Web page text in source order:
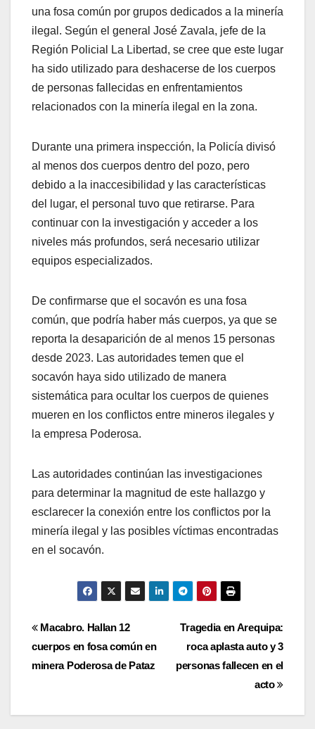
una fosa común por grupos dedicados a la minería
ilegal. Según el general José Zavala, jefe de la
Región Policial La Libertad, se cree que este lugar
ha sido utilizado para deshacerse de los cuerpos
de personas fallecidas en enfrentamientos
relacionados con la minería ilegal en la zona.
Durante una primera inspección, la Policía divisó
al menos dos cuerpos dentro del pozo, pero
debido a la inaccesibilidad y las características
del lugar, el personal tuvo que retirarse. Para
continuar con la investigación y acceder a los
niveles más profundos, será necesario utilizar
equipos especializados.
De confirmarse que el socavón es una fosa
común, que podría haber más cuerpos, ya que se
reporta la desaparición de al menos 15 personas
desde 2023. Las autoridades temen que el
socavón haya sido utilizado de manera
sistemática para ocultar los cuerpos de quienes
mueren en los conflictos entre mineros ilegales y
la empresa Poderosa.
Las autoridades continúan las investigaciones
para determinar la magnitud de este hallazgo y
esclarecer la conexión entre los conflictos por la
minería ilegal y las posibles víctimas encontradas
en el socavón.
Navegación
de
Tragedia en Arequipa:
roca aplasta auto y 3
personas fallecen en el
acto
Macabro. Hallan 12
cuerpos en fosa común en
minera Poderosa de Pataz